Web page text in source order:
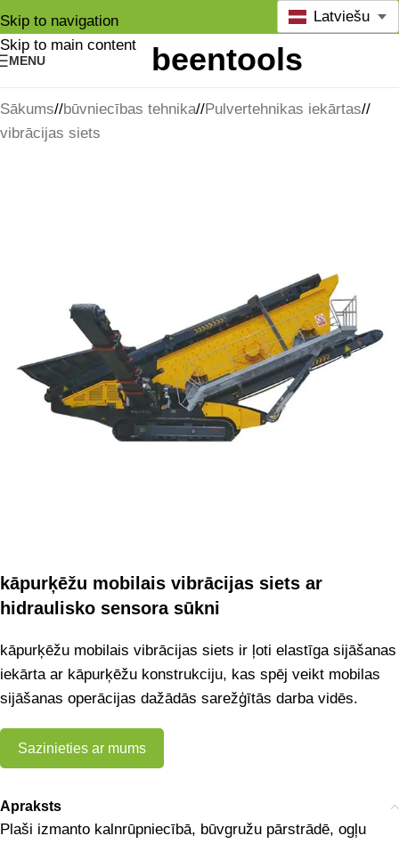
Skip to navigation
Skip to main content
MENU
Latviešu
Sākums/ būvniecības tehnika/ Pulvertehnikas iekārtas/
vibrācijas siets
kāpurķēžu mobilais vibrācijas siets ar
hidraulisko sensora sūkni
kāpurķēžu mobilais vibrācijas siets ir ļoti elastīga sijāšanas
iekārta ar kāpurķēžu konstrukciju, kas spēj veikt mobilas
sijāšanas operācijas dažādās sarežģītās darba vidēs.
Sazinieties ar mums
Apraksts
Plaši izmanto kalnrūpniecībā, būvgružu pārstrādē, ogļu